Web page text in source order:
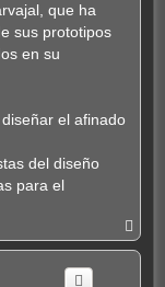
que ha
sus prototipos
en su
el afinado
del diseño
para el
r
r